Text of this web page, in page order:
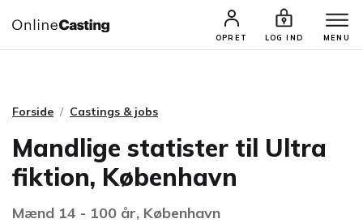
OPRET LOG IND MENU
CASTINGS & JOBS SØG PROFIL
Forside Castings & jobs
Mandlige statister til Ultra
fiktion, København
Mænd 14 - 100 år, København